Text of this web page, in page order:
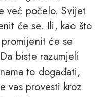
već počelo. Svijet
će se. Ili, kao što
će se
biste razumjeli
to događati,
vas provesti kroz